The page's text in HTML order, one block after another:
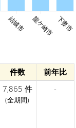
結城市 龍ケ崎市 下妻市
件数
前年比
7,865 件
(全期間)
-